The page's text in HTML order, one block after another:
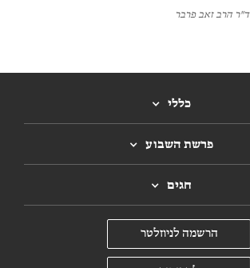
ד"ר הרב זאב פרבר
כללי
פרשת השבוע
חגים
הרשמה לניוזלטר